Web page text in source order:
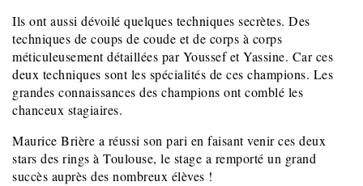
Ils ont aussi dévoilé quelques techniques secrètes. Des
techniques de coups de coude et de corps à corps
méticuleusement détaillées par Youssef et Yassine. Car ces
deux techniques sont les spécialités de ces champions. Les
grandes connaissances des champions ont comblé les
chanceux stagiaires.
Maurice Brière a réussi son pari en faisant venir ces deux
stars des rings à Toulouse, le stage a remporté un grand
succès auprès des nombreux élèves !